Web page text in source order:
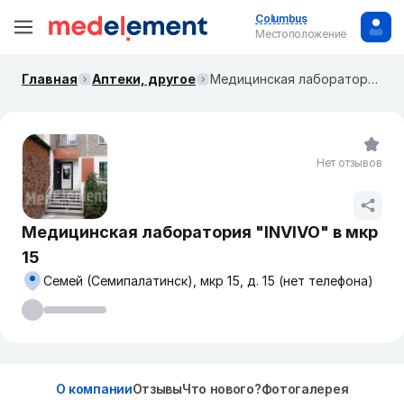
Columbus
Местоположение
Главная Аптеки, другое Медицинская лаборатория "INVIVO" в мкр 15
Медицинская лаборатория "INVIVO" в мкр
15
Семей (Семипалатинск), мкр 15, д. 15 (нет телефона)
Нет отзывов
О компанииОтзывыЧто нового?Фотогалерея